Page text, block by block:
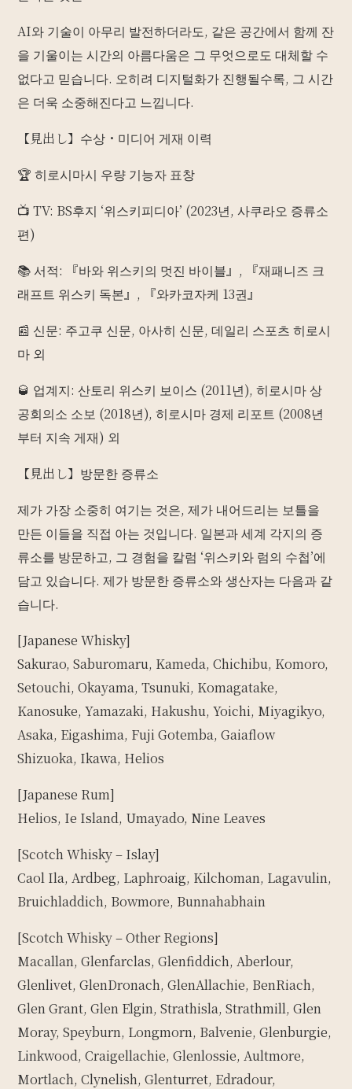
AI와 기술이 아무리 발전하더라도, 같은 공간에서 함께 잔
을 기울이는 시간의 아름다움은 그 무엇으로도 대체할 수
없다고 믿습니다. 오히려 디지털화가 진행될수록, 그 시간
은 더욱 소중해진다고 느낍니다.
【見出し】수상・미디어 게재 이력
🏆 히로시마시 우량 기능자 표창
📺 TV: BS후지 ‘위스키피디아’ (2023년, 사쿠라오 증류소
편)
📚 서적: 『바와 위스키의 멋진 바이블』, 『재패니즈 크
래프트 위스키 독본』, 『와카코자케 13권』
📰 신문: 주고쿠 신문, 아사히 신문, 데일리 스포츠 히로시
마 외
🥃 업계지: 산토리 위스키 보이스 (2011년), 히로시마 상
공회의소 소보 (2018년), 히로시마 경제 리포트 (2008년
부터 지속 게재) 외
【見出し】방문한 증류소
제가 가장 소중히 여기는 것은, 제가 내어드리는 보틀을
만든 이들을 직접 아는 것입니다. 일본과 세계 각지의 증
류소를 방문하고, 그 경험을 칼럼 ‘위스키와 럼의 수첩’에
담고 있습니다. 제가 방문한 증류소와 생산자는 다음과 같
습니다.
[Japanese Whisky]
Sakurao, Saburomaru, Kameda, Chichibu, Komoro,
Setouchi, Okayama, Tsunuki, Komagatake,
Kanosuke, Yamazaki, Hakushu, Yoichi, Miyagikyo,
Asaka, Eigashima, Fuji Gotemba, Gaiaflow
Shizuoka, Ikawa, Helios
[Japanese Rum]
Helios, Ie Island, Umayado, Nine Leaves
[Scotch Whisky – Islay]
Caol Ila, Ardbeg, Laphroaig, Kilchoman, Lagavulin,
Bruichladdich, Bowmore, Bunnahabhain
[Scotch Whisky – Other Regions]
Macallan, Glenfarclas, Glenfiddich, Aberlour,
Glenlivet, GlenDronach, GlenAllachie, BenRiach,
Glen Grant, Glen Elgin, Strathisla, Strathmill, Glen
Moray, Speyburn, Longmorn, Balvenie, Glenburgie,
Linkwood, Craigellachie, Glenlossie, Aultmore,
Mortlach, Clynelish, Glenturret, Edradour,